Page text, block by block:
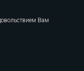
Вам